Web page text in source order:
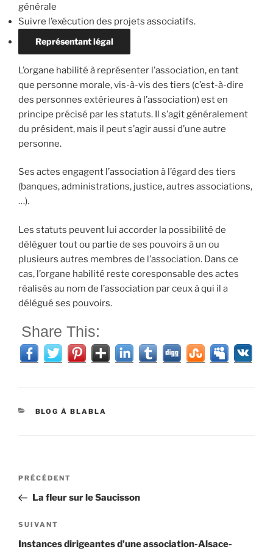
générale
Suivre l’exécution des projets associatifs.
Représentant légal
L’organe habilité à représenter l’association, en tant
que personne morale, vis-à-vis des tiers (c’est-à-dire
des personnes extérieures à l’association) est en
principe précisé par les statuts. Il s’agit généralement
du président, mais il peut s’agir aussi d’une autre
personne.
Ses actes engagent l’association à l’égard des tiers
(banques, administrations, justice, autres associations,
…).
Les statuts peuvent lui accorder la possibilité de
déléguer tout ou partie de ses pouvoirs à un ou
plusieurs autres membres de l’association. Dans ce
cas, l’organe habilité reste coresponsable des actes
réalisés au nom de l’association par ceux à qui il a
délégué ses pouvoirs.
Share This:
CATÉGORIES
BLOG À BLABLA
Navigation
l’article
Article
précédent
PRÉCÉDENT
La fleur sur le Saucisson
Article
suivant
SUIVANT
Instances dirigeantes d’une association-Alsace-